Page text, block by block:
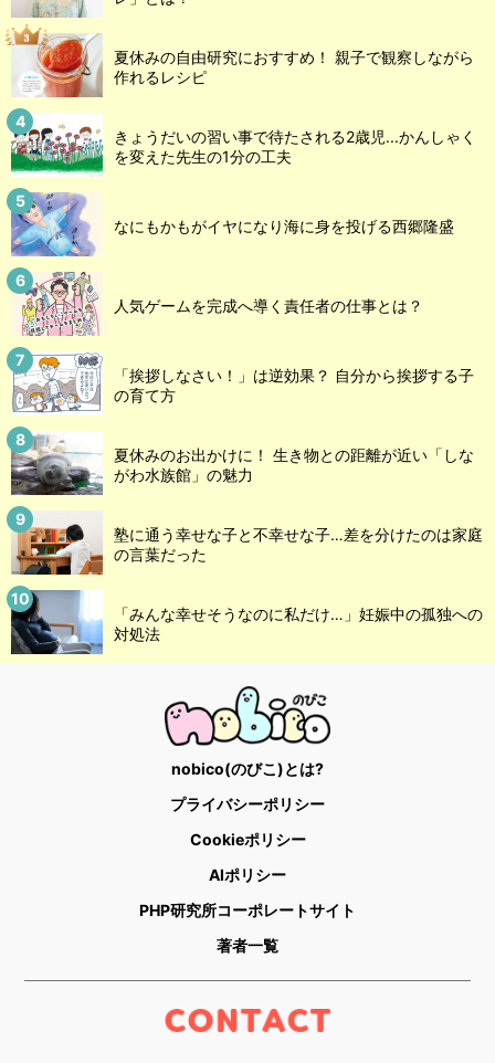
夏休みの自由研究におすすめ！ 親子で観察しながら
作れるレシピ
きょうだいの習い事で待たされる2歳児...かんしゃく
を変えた先生の1分の工夫
なにもかもがイヤになり海に身を投げる西郷隆盛
人気ゲームを完成へ導く責任者の仕事とは？
「挨拶しなさい！」は逆効果？ 自分から挨拶する子
の育て方
夏休みのお出かけに！ 生き物との距離が近い「しな
がわ水族館」の魅力
塾に通う幸せな子と不幸せな子…差を分けたのは家庭
の言葉だった
「みんな幸せそうなのに私だけ…」妊娠中の孤独への
対処法
nobico(のびこ)とは?
プライバシーポリシー
Cookieポリシー
AIポリシー
PHP研究所コーポレートサイト
著者一覧